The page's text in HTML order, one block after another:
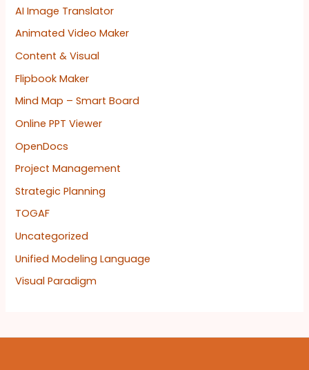
AI Image Translator
Animated Video Maker
Content & Visual
Flipbook Maker
Mind Map – Smart Board
Online PPT Viewer
OpenDocs
Project Management
Strategic Planning
TOGAF
Uncategorized
Unified Modeling Language
Visual Paradigm